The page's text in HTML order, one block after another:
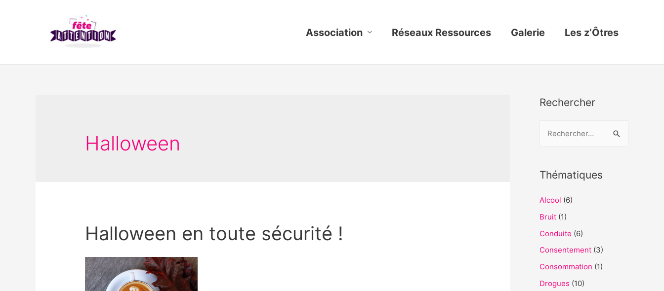
Association Réseaux Ressources Galerie Les z’Ôtres
Halloween
Halloween en toute sécurité !
Rechercher
h
r
c
h
e
Thématiques
Alcool (6)
Bruit (1)
Conduite (6)
Consentement (3)
Consommation (1)
Drogues (10)